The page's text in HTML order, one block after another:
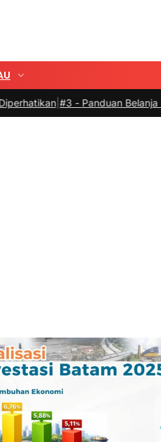
|#3 -Panduan Belanja Online